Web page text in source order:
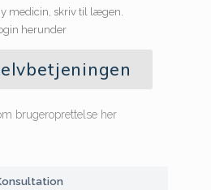
medicin, skriv til lægen.
herunder
brugeroprettelse her